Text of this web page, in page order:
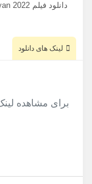
دانلود فیلم Eiga Yurukyan 2022
لینک های دانلود
برای مشاهده